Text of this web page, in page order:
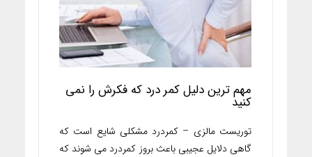
مهم ترین دلیل کمر درد که فکرش را نمی
کنید
توریست مالزی – کمردرد مشکلی شایع است که
گاهی دلایل عجیبی باعث بروز کمردرد می شوند که